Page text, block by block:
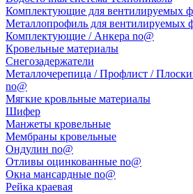
Комплектующие для вентилируемых
Металлопрофиль для вентилируемых
Комплектующие / Анкера no@
Кровельные материалы
Снегозадержатели
Металлочерепица / Профлист /
no@
Мягкие кровльные материалы
Шифер
Манжеты кровельные
Мембраны кровельные
Ондулин no@
Отливы оцинкованные no@
Окна мансардные no@
Рейка краевая